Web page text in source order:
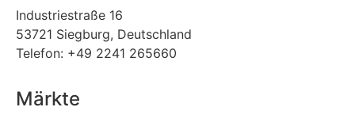
Industriestraße 16
53721 Siegburg, Deutschland
Telefon: +49 2241 265660
Märkte